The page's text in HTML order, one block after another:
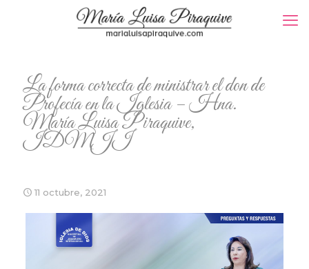
La forma correcta de ministrar el don de
Profecía en la Iglesia – Hna.
María Luisa Piraquive,
IDMJI
11 octubre, 2021